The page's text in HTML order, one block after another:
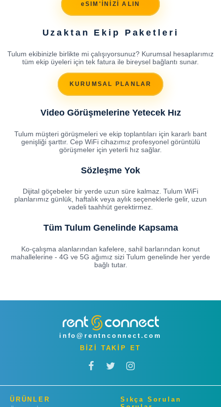
eSIM'İNİZİ ALIN
Uzaktan Ekip Paketleri
Tulum ekibinizle birlikte mi çalışıyorsunuz? Kurumsal hesaplarımız
tüm ekip üyeleri için tek fatura ile bireysel bağlantı sunar.
KURUMSAL PLANLAR
Video Görüşmelerine Yetecek Hız
Tulum müşteri görüşmeleri ve ekip toplantıları için kararlı bant
genişliği şarttır. Cep WiFi cihazımız profesyonel görüntülü
görüşmeler için yeterli hız sağlar.
Sözleşme Yok
Dijital göçebeler bir yerde uzun süre kalmaz. Tulum WiFi
planlarımız günlük, haftalık veya aylık seçeneklerle gelir, uzun
vadeli taahhüt gerektirmez.
Tüm Tulum Genelinde Kapsama
Ko-çalışma alanlarından kafelere, sahil barlarından konut
mahallelerine - 4G ve 5G ağımız sizi Tulum genelinde her yerde
bağlı tutar.
info@rentnconnect.com
BİZİ TAKİP ET
ÜRÜNLER
Sıkça Sorulan